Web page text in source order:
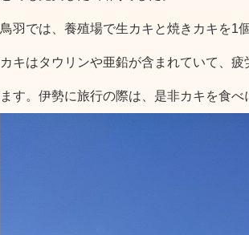
鳥羽では、養殖場で生カキと焼きカキを1
カキはタウリンや亜鉛が含まれていて、
ます。伊勢に旅行の際は、是非カキを食べ